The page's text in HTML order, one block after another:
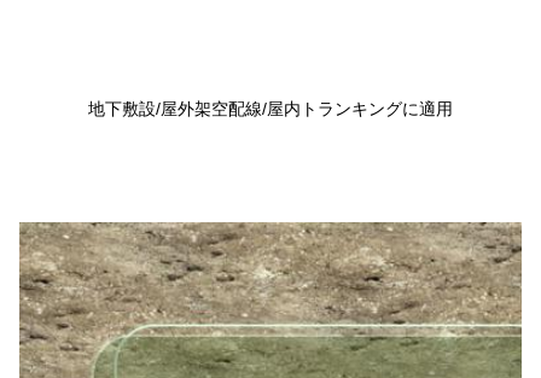
地下敷設/屋外架空配線/屋内トランキングに適用